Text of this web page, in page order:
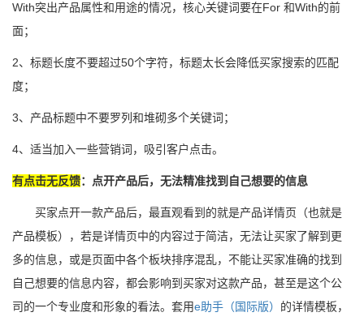
With突出产品属性和用途的情况，核心关键词要在For 和With的前
面；
2、标题长度不要超过50个字符，标题太长会降低买家搜索的匹配
度；
3、产品标题中不要罗列和堆砌多个关键词；
4、适当加入一些营销词，吸引客户点击。
有点击无反馈：点开产品后，无法精准找到自己想要的信息
买家点开一款产品后，最直观看到的就是产品详情页（也就是
产品模板），若是详情页中的内容过于简洁，无法让买家了解到更
多的信息，或是页面中各个板块排序混乱，不能让买家准确的找到
自己想要的信息内容，都会影响到买家对这款产品，甚至是这个公
司的一个专业度和形象的看法。套用e助手（国际版） 的详情模板，